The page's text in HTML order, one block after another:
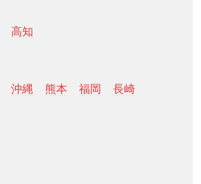
高知
沖縄 熊本 福岡
長崎